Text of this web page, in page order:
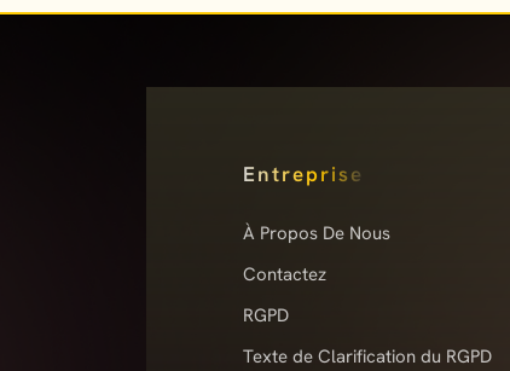
Entreprise
À Propos De Nous
Contactez
RGPD
Texte de Clarification du RGPD